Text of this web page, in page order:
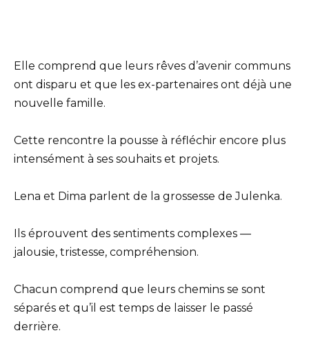
Elle comprend que leurs rêves d’avenir communs
ont disparu et que les ex-partenaires ont déjà une
nouvelle famille.
Cette rencontre la pousse à réfléchir encore plus
intensément à ses souhaits et projets.
Lena et Dima parlent de la grossesse de Julenka.
Ils éprouvent des sentiments complexes —
jalousie, tristesse, compréhension.
Chacun comprend que leurs chemins se sont
séparés et qu’il est temps de laisser le passé
derrière.